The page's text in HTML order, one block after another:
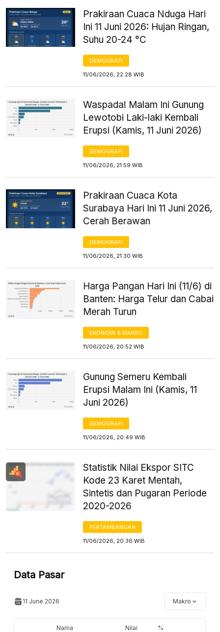
Prakiraan Cuaca Nduga Hari
Ini 11 Juni 2026: Hujan Ringan,
Suhu 20-24 °C
DEMOGRAFI
11/06/2026, 22:28 WIB
Waspada! Malam Ini Gunung
Lewotobi Laki-laki Kembali
Erupsi (Kamis, 11 Juni 2026)
DEMOGRAFI
11/06/2026, 21:59 WIB
Prakiraan Cuaca Kota
Surabaya Hari Ini 11 Juni 2026,
Cerah Berawan
DEMOGRAFI
11/06/2026, 21:30 WIB
Harga Pangan Hari Ini (11/6) di
Banten: Harga Telur dan Cabai
Merah Turun
EKONOMI & MAKRO
11/06/2026, 20:52 WIB
Gunung Semeru Kembali
Erupsi Malam Ini (Kamis, 11
Juni 2026)
DEMOGRAFI
11/06/2026, 20:49 WIB
Statistik Nilai Ekspor SITC
Kode 23 Karet Mentah,
Sintetis dan Pugaran Periode
2020-2026
PERTAMBANGAN
11/06/2026, 20:36 WIB
Data Pasar
11 June 2026 Makro
Nama Nilai %